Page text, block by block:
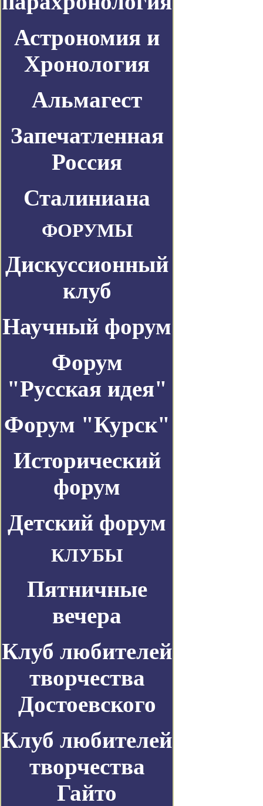
Астрономия и
Хронология
Альмагест
Запечатленная
Россия
Сталиниана
ФОРУМЫ
Дискуссионный
клуб
Научный форум
Форум
"Русская идея"
Форум "Курск"
Исторический
форум
Детский форум
КЛУБЫ
Пятничные
вечера
Клуб любителей
творчества
Достоевского
Клуб любителей
творчества
Гайто